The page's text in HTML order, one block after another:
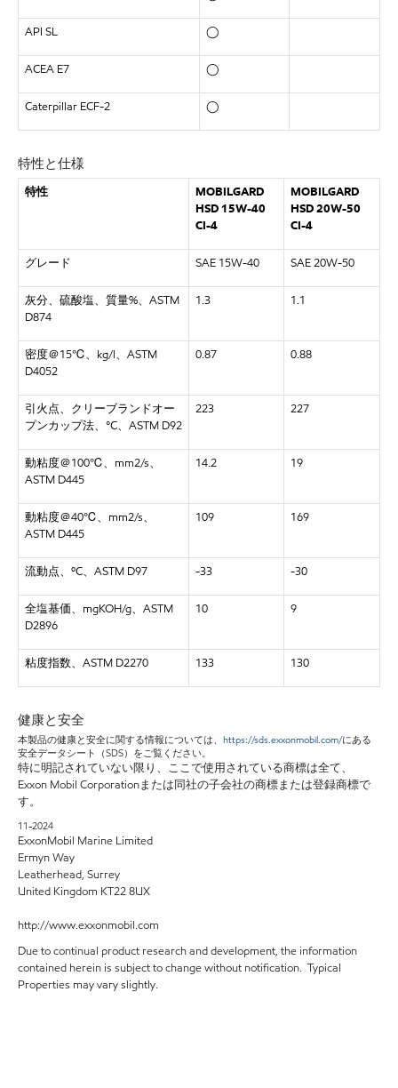
API SL ◯
ACEA E7 ◯
Caterpillar ECF-2 ◯
特性と仕様
特性
MOBILGARD
HSD 15W-40
CI-4
MOBILGARD
HSD 20W-50
CI-4
グレード SAE 15W-40 SAE 20W-50
灰分、硫酸塩、質量%、ASTM
D874
1.3 1.1
密度＠15℃、kg/l、ASTM
D4052
0.87 0.88
引火点、クリーブランドオー
プンカップ法、°C、ASTM D92
223 227
動粘度＠100℃、mm2/s、
ASTM D445
14.2 19
動粘度＠40℃、mm2/s、
ASTM D445
109 169
流動点、ºC、ASTM D97 -33 -30
全塩基価、mgKOH/g、ASTM
D2896
10 9
粘度指数、ASTM D2270 133 130
健康と安全
本製品の健康と安全に関する情報については、 https://sds.exxonmobil.com/にある
安全データシート（SDS）をご覧ください。
特に明記されていない限り、ここで使用されている商標は全て、
Exxon Mobil Corporationまたは同社の子会社の商標または登録商標で
す。
11-2024
ExxonMobil Marine Limited
Ermyn Way
Leatherhead, Surrey
United Kingdom KT22 8UX
http://www.exxonmobil.com
Due to continual product research and development, the information
contained herein is subject to change without notification. Typical
Properties may vary slightly.